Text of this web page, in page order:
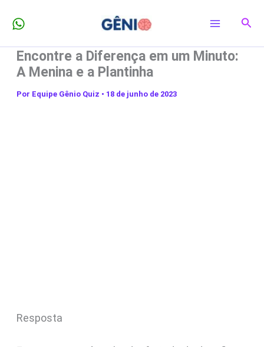
para
conteúdo
Encontre a Diferença em um Minuto:
A Menina e a Plantinha
Por Equipe Gênio Quiz • 18 de junho de 2023
Resposta